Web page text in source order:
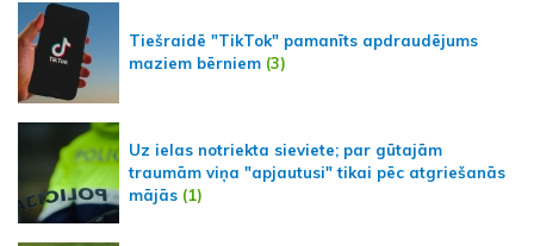
Tiešraidē "TikTok" pamanīts apdraudējums
maziem bērniem (3)
Uz ielas notriekta sieviete; par gūtajām
traumām viņa "apjautusi" tikai pēc atgriešanās
mājās (1)